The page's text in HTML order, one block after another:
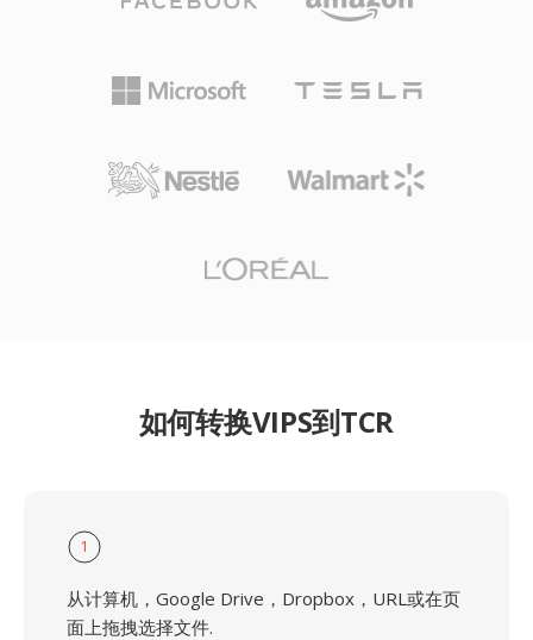
如何转换VIPS到TCR
1
从计算机，Google Drive，Dropbox，URL或在页
面上拖拽选择文件.